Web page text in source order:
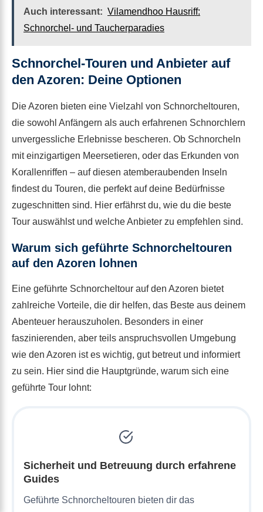
Auch interessant: Vilamendhoo Hausriff:
Schnorchel- und Taucherparadies
Schnorchel-Touren und Anbieter auf
den Azoren: Deine Optionen
Die Azoren bieten eine Vielzahl von Schnorcheltouren,
die sowohl Anfängern als auch erfahrenen Schnorchlern
unvergessliche Erlebnisse bescheren. Ob Schnorcheln
mit einzigartigen Meersetieren, oder das Erkunden von
Korallenriffen – auf diesen atemberaubenden Inseln
findest du Touren, die perfekt auf deine Bedürfnisse
zugeschnitten sind. Hier erfährst du, wie du die beste
Tour auswählst und welche Anbieter zu empfehlen sind.
Warum sich geführte Schnorcheltouren
auf den Azoren lohnen
Eine geführte Schnorcheltour auf den Azoren bietet
zahlreiche Vorteile, die dir helfen, das Beste aus deinem
Abenteuer herauszuholen. Besonders in einer
faszinierenden, aber teils anspruchsvollen Umgebung
wie den Azoren ist es wichtig, gut betreut und informiert
zu sein. Hier sind die Hauptgründe, warum sich eine
geführte Tour lohnt:
Sicherheit und Betreuung durch erfahrene
Guides
Geführte Schnorcheltouren bieten dir das